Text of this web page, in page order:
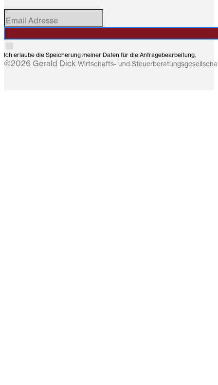
Ich erlaube die Speicherung meiner Daten für die Anfragebearbeitung.
©2026 Gerald Dick Wirtschafts- und